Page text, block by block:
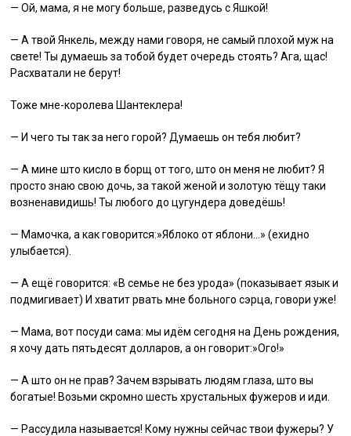
— Ой, мама, я не могу больше, разведусь с Яшкой!
— А твой Янкель, между нами говоря, не самый плохой муж на
свете! Ты думаешь за тобой будет очередь стоять? Ага, щас!
Расхватали не берут!
Тоже мне-королева Шантеклера!
— И чего ты так за него горой? Думаешь он тебя любит?
— А мине што кисло в борщ от того, што он меня не любит? Я
просто знаю свою дочь, за такой женой и золотую тёщу таки
возненавидишь! Ты любого до цугундера доведёшь!
— Мамочка, а как говорится:»Яблоко от яблони…» (ехидно
улыбается).
— А ещё говорится: «В семье не без урода» (показывает язык и
подмигивает) И хватит рвать мне больного сэрца, говори уже!
— Мама, вот посуди сама: мы идём сегодня на День рождения,
я хочу дать пятьдесят долларов, а он говорит:»Ого!»
— А што он не прав? Зачем взрывать людям глаза, што вы
богатые! Возьми скромно шесть хрустальных фужеров и иди.
— Рассудила называется! Кому нужны сейчас твои фужеры? У